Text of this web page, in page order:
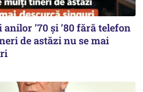
’70 și ’80 fără telefon
de astăzi nu se mai